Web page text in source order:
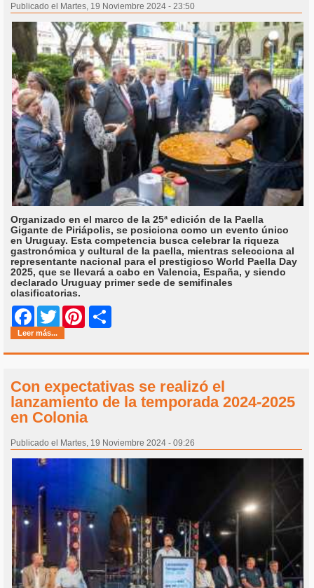
Publicado el Martes, 19 Noviembre 2024 - 23:50
Organizado en el marco de la 25ª edición de la Paella
Gigante de Piriápolis, se posiciona como un evento único
en Uruguay. Esta competencia busca celebrar la riqueza
gastronómica y cultural de la paella, mientras selecciona al
representante nacional para el prestigioso World Paella Day
2025, que se llevará a cabo en Valencia, España, y siendo
declarado Uruguay primer sede de semifinales
clasificatorias.
Facebook
Twitter Pinterest
Leer más...
Con expectativas se realizó el
lanzamiento de la temporada 2024-2025
en Colonia
Publicado el Martes, 19 Noviembre 2024 - 09:26